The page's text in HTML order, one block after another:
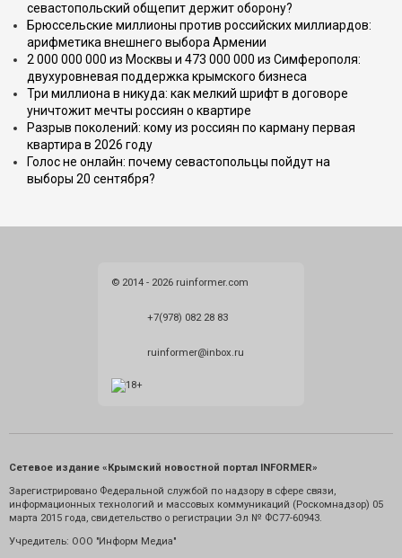
севастопольский общепит держит оборону?
Брюссельские миллионы против российских миллиардов:
арифметика внешнего выбора Армении
2 000 000 000 из Москвы и 473 000 000 из Симферополя:
двухуровневая поддержка крымского бизнеса
Три миллиона в никуда: как мелкий шрифт в договоре
уничтожит мечты россиян о квартире
Разрыв поколений: кому из россиян по карману первая
квартира в 2026 году
Голос не онлайн: почему севастопольцы пойдут на
выборы 20 сентября?
© 2014 - 2026 ruinformer.com
+7(978) 082 28 83
ruinformer@inbox.ru
Сетевое издание «Крымский новостной портал INFORMER»
Зарегистрировано Федеральной службой по надзору в сфере связи,
информационных технологий и массовых коммуникаций (Роскомнадзор) 05
марта 2015 года, свидетельство о регистрации Эл № ФС77-60943.
Учредитель: ООО "Информ Медиа"